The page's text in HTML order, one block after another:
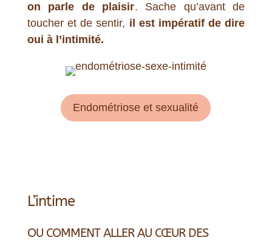
on parle de plaisir. Sache qu’avant de
toucher et de sentir, il est impératif de dire
oui à l’intimité.
Endométriose et sexualité
L’intime
OU COMMENT ALLER AU CŒUR DES